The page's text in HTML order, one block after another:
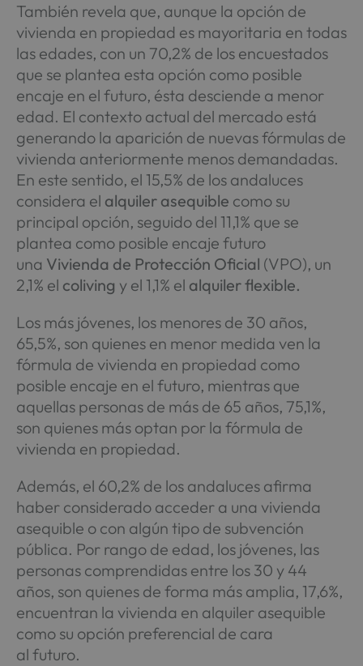
También revela que, aunque la opción de
vivienda en propiedad es mayoritaria en todas
las edades, con un 70,2% de los encuestados
que se plantea esta opción como posible
encaje en el futuro, ésta desciende a menor
edad. El contexto actual del mercado está
generando la aparición de nuevas fórmulas de
vivienda anteriormente menos demandadas.
En este sentido, el 15,5% de los andaluces
considera el alquiler asequible como su
principal opción, seguido del 11,1% que se
plantea como posible encaje futuro
una Vivienda de Protección Oficial (VPO), un
2,1% el coliving y el 1,1% el alquiler flexible.
Los más jóvenes, los menores de 30 años,
65,5%, son quienes en menor medida ven la
fórmula de vivienda en propiedad como
posible encaje en el futuro, mientras que
aquellas personas de más de 65 años, 75,1%,
son quienes más optan por la fórmula de
vivienda en propiedad.
Además, el 60,2% de los andaluces afirma
haber considerado acceder a una vivienda
asequible o con algún tipo de subvención
pública. Por rango de edad, los jóvenes, las
personas comprendidas entre los 30 y 44
años, son quienes de forma más amplia, 17,6%,
encuentran la vivienda en alquiler asequible
como su opción preferencial de cara
al futuro.